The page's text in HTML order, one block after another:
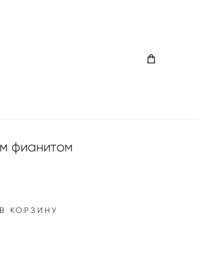
фианитом
КОРЗИНУ